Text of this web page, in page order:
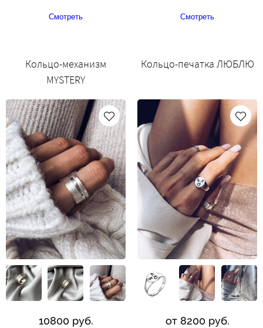
Смотреть Смотреть
Кольцо-механизм
MYSTERY
10800 руб.
Кольцо-печатка ЛЮБЛЮ
от 8200 руб.